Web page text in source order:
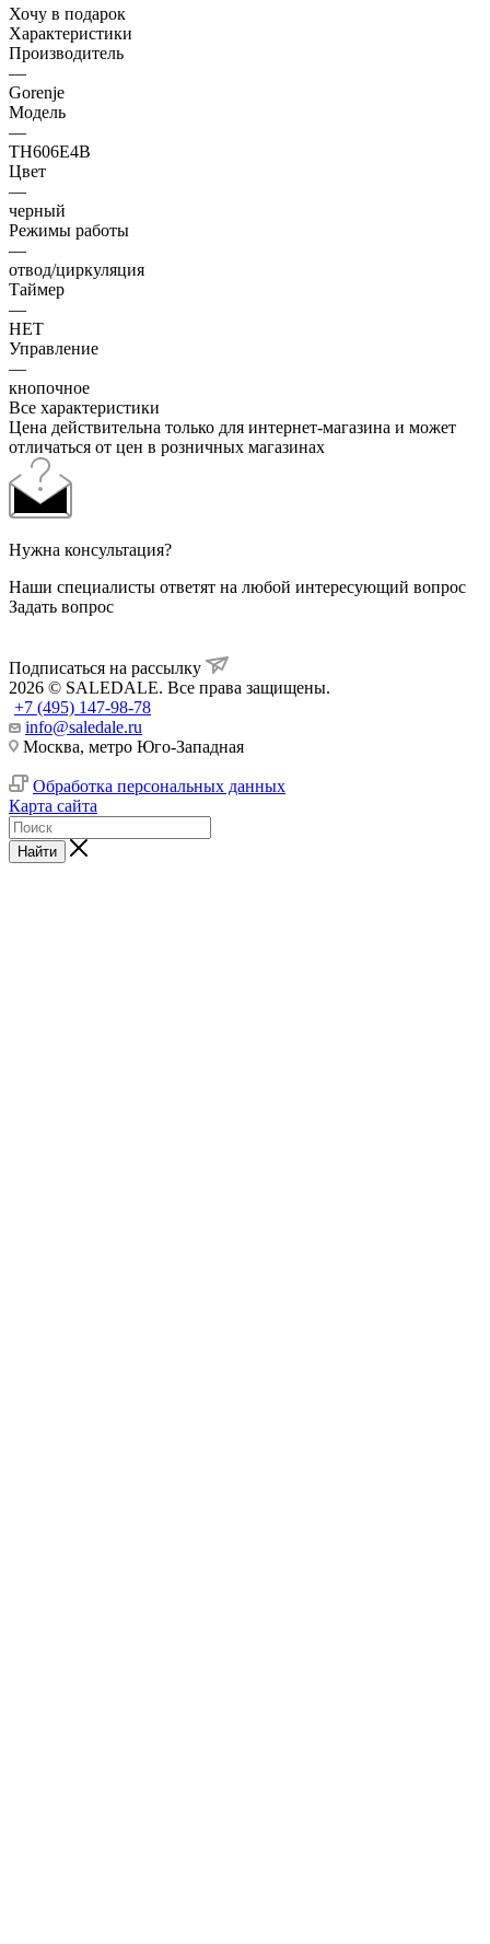
Хочу в подарок
Характеристики
Производитель
—
Gorenje
Модель
—
TH606E4B
Цвет
—
черный
Режимы работы
—
отвод/циркуляция
Таймер
—
НЕТ
Управление
—
кнопочное
Все характеристики
Цена действительна только для интернет-магазина и может
отличаться от цен в розничных магазинах
Нужна консультация?
Наши специалисты ответят на любой интересующий вопрос
Задать вопрос
Подписаться на рассылку
2026 © SALEDALE. Все права защищены.
+7 (495) 147-98-78
info@saledale.ru
Москва, метро Юго-Западная
Обработка персональных данных
Карта сайта
Найти